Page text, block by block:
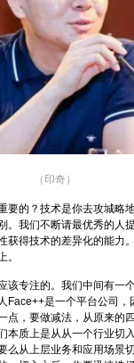
（印奇）
要的？技术是你去攻城略
。我们不断请最优秀的人
获得技术的差异化的能力
。
该专注的。我们中间有一
Face++是一个平台公司，
点，要做减法，从原来的
本质上是从从一个行业切
么从上层业务和应用场景